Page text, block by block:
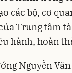
các bộ, cơ
Trung tâm
hành, hoàn
Nguyễn